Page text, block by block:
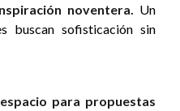
noventera. Un
buscan sofisticación sin
para propuestas